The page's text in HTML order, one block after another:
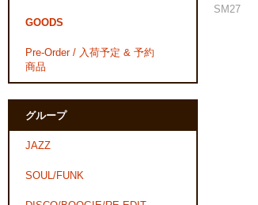
SM27
GOODS
Pre-Order / 入荷予定 & 予約
商品
グループ
JAZZ
SOUL/FUNK